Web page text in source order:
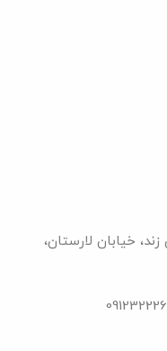
خیابان لارستان،